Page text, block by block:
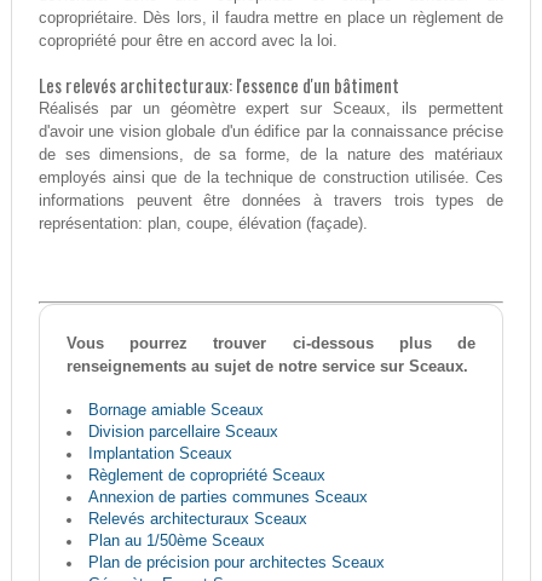
copropriétaire. Dès lors, il faudra mettre en place un règlement de
copropriété pour être en accord avec la loi.
Les relevés architecturaux: l'essence d'un bâtiment
Réalisés par un géomètre expert sur Sceaux, ils permettent
d'avoir une vision globale d'un édifice par la connaissance précise
de ses dimensions, de sa forme, de la nature des matériaux
employés ainsi que de la technique de construction utilisée. Ces
informations peuvent être données à travers trois types de
représentation: plan, coupe, élévation (façade).
Vous pourrez trouver ci-dessous plus de
renseignements au sujet de notre service sur Sceaux.
Bornage amiable Sceaux
Division parcellaire Sceaux
Implantation Sceaux
Règlement de copropriété Sceaux
Annexion de parties communes Sceaux
Relevés architecturaux Sceaux
Plan au 1/50ème Sceaux
Plan de précision pour architectes Sceaux